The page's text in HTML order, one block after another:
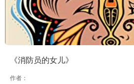
《消防员的女儿》
作者：